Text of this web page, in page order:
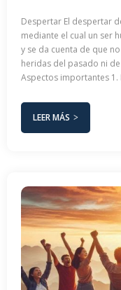
Despertar El despertar
mediante el cual un ser
y se da cuenta de que
heridas del pasado ni
Aspectos importantes 1.
LEER MÁS